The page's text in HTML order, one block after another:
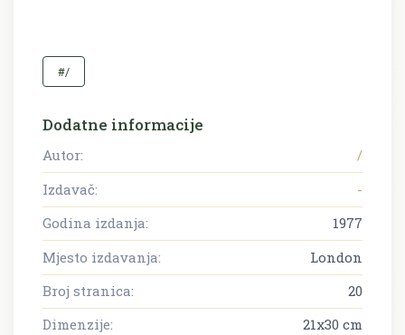
#/
Dodatne informacije
Autor:
/
Izdavač:
-
Godina izdanja:
1977
Mjesto izdavanja:
London
Broj stranica:
20
Dimenzije:
21x30 cm